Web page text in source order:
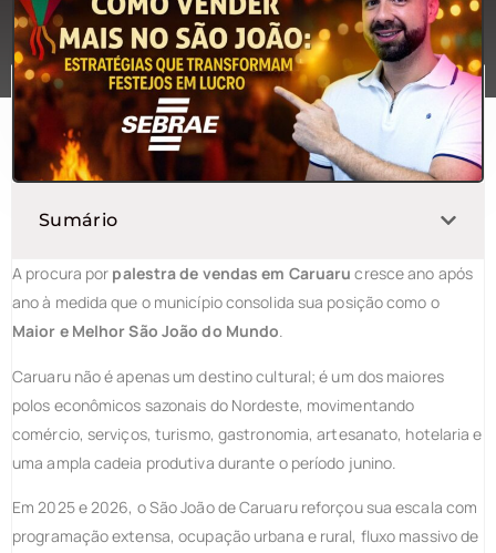
Sumário
A procura por palestra de vendas em Caruaru cresce ano após
ano à medida que o município consolida sua posição como o
Maior e Melhor São João do Mundo.
Caruaru não é apenas um destino cultural; é um dos maiores
polos econômicos sazonais do Nordeste, movimentando
comércio, serviços, turismo, gastronomia, artesanato, hotelaria e
uma ampla cadeia produtiva durante o período junino.
Em 2025 e 2026, o São João de Caruaru reforçou sua escala com
programação extensa, ocupação urbana e rural, fluxo massivo de